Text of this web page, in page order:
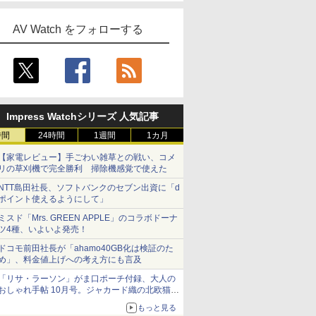
AV Watch をフォローする
Impress Watchシリーズ 人気記事
24時間 1週間 1カ月
家電レビュー】手ごわい雑草との戦い、コメ
の草刈機で完全勝利 掃除機感覚で使えた
島田社長、ソフトバンクのセブン出資に「d
イント使えるようにして」
スド「Mrs. GREEN APPLE」のコラボドーナ
4種、いよいよ発売！
コモ前田社長が「ahamo40GB化は検証のた
」、料金値上げへの考え方にも言及
リサ・ラーソン」がま口ポーチ付録、大人の
しゃれ手帖 10月号。ジャカード織の北欧猫デ
もっと見る